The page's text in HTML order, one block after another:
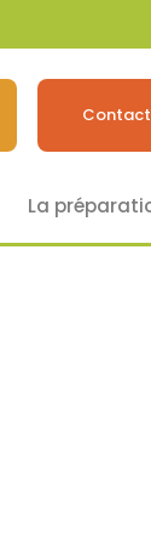
Contact
La